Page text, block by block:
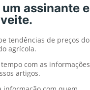
um assinante e
tendências de preços do
agrícola.
com as informações
artigos.